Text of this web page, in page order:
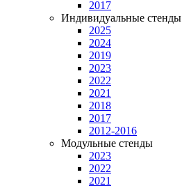
2017
Индивидуальные стенды
2025
2024
2019
2023
2022
2021
2018
2017
2012-2016
Модульные стенды
2023
2022
2021